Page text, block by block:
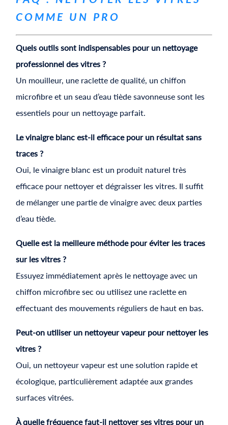
COMME UN PRO
Quels outils sont indispensables pour un nettoyage
professionnel des vitres ?
Un mouilleur, une raclette de qualité, un chiffon
microfibre et un seau d’eau tiède savonneuse sont les
essentiels pour un nettoyage parfait.
Le vinaigre blanc est-il efficace pour un résultat sans
traces ?
Oui, le vinaigre blanc est un produit naturel très
efficace pour nettoyer et dégraisser les vitres. Il suffit
de mélanger une partie de vinaigre avec deux parties
d’eau tiède.
Quelle est la meilleure méthode pour éviter les traces
sur les vitres ?
Essuyez immédiatement après le nettoyage avec un
chiffon microfibre sec ou utilisez une raclette en
effectuant des mouvements réguliers de haut en bas.
Peut-on utiliser un nettoyeur vapeur pour nettoyer les
vitres ?
Oui, un nettoyeur vapeur est une solution rapide et
écologique, particulièrement adaptée aux grandes
surfaces vitrées.
À quelle fréquence faut-il nettoyer ses vitres pour un